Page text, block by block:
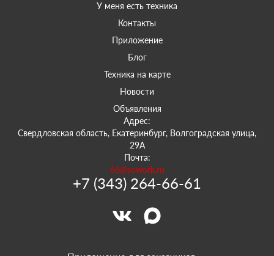
У меня есть техника
Контакты
Приложение
Блог
Техника на карте
Новости
Объявления
Адрес:
Свердловская область, Екатеринбург, Волгоградская улица,
29А
Почта:
66@sowork.ru
+7 (343) 264-66-61